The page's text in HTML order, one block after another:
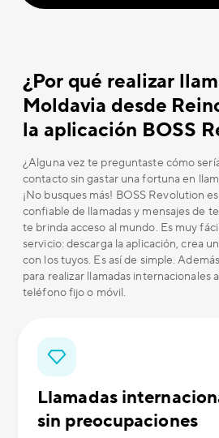
¿Por qué realizar
Moldavia desde
la aplicación BOSS
¿Alguna vez te preguntaste cómo
contacto sin gastar una fortuna en
¡No busques más! BOSS Revolution
confiable de llamadas y mensajes de
te brinda acceso al mundo. Es muy
servicio: descarga la aplicación, crea
con los tuyos. Es así de simple.
para realizar llamadas internacionales
teléfono fijo o móvil.
Llamadas
sin preocupaciones